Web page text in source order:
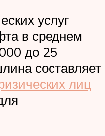
услуг
в среднем
до 25
составляет
лиц